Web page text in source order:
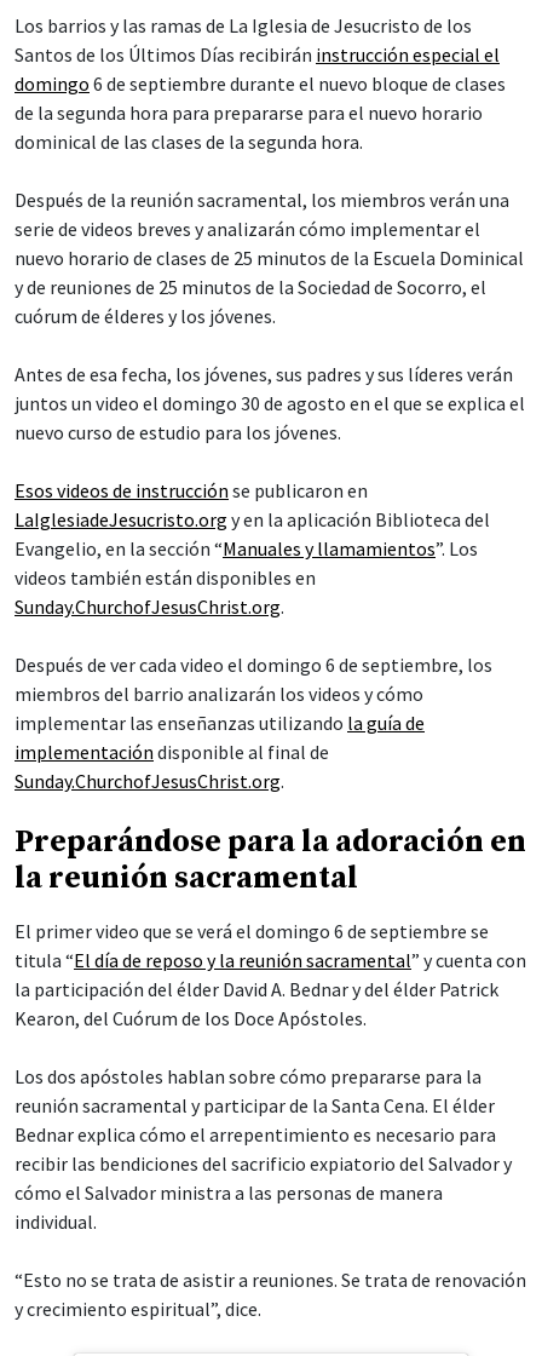
Los barrios y las ramas de La Iglesia de Jesucristo de los
Santos de los Últimos Días recibirán instrucción especial el
domingo 6 de septiembre durante el nuevo bloque de clases
de la segunda hora para prepararse para el nuevo horario
dominical de las clases de la segunda hora.
Después de la reunión sacramental, los miembros verán una
serie de videos breves y analizarán cómo implementar el
nuevo horario de clases de 25 minutos de la Escuela Dominical
y de reuniones de 25 minutos de la Sociedad de Socorro, el
cuórum de élderes y los jóvenes.
Antes de esa fecha, los jóvenes, sus padres y sus líderes verán
juntos un video el domingo 30 de agosto en el que se explica el
nuevo curso de estudio para los jóvenes.
Esos videos de instrucción se publicaron en
LaIglesiadeJesucristo.org y en la aplicación Biblioteca del
Evangelio, en la sección “Manuales y llamamientos”. Los
videos también están disponibles en
Sunday.ChurchofJesusChrist.org.
Después de ver cada video el domingo 6 de septiembre, los
miembros del barrio analizarán los videos y cómo
implementar las enseñanzas utilizando la guía de
implementación disponible al final de
Sunday.ChurchofJesusChrist.org.
Preparándose para la adoración en
la reunión sacramental
El primer video que se verá el domingo 6 de septiembre se
titula “El día de reposo y la reunión sacramental” y cuenta con
la participación del élder David A. Bednar y del élder Patrick
Kearon, del Cuórum de los Doce Apóstoles.
Los dos apóstoles hablan sobre cómo prepararse para la
reunión sacramental y participar de la Santa Cena. El élder
Bednar explica cómo el arrepentimiento es necesario para
recibir las bendiciones del sacrificio expiatorio del Salvador y
cómo el Salvador ministra a las personas de manera
individual.
“Esto no se trata de asistir a reuniones. Se trata de renovación
y crecimiento espiritual”, dice.